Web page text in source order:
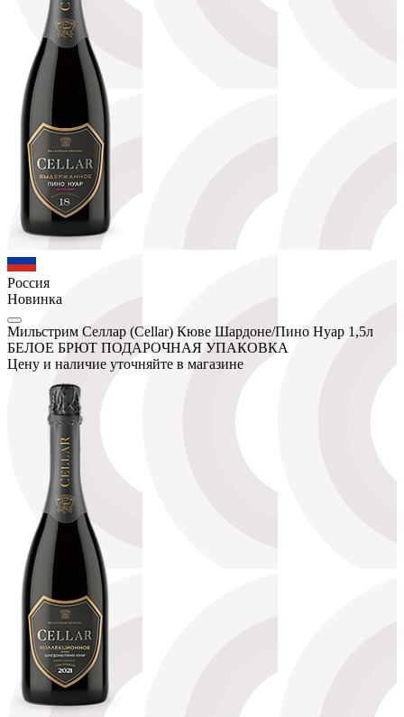
Россия
Новинка
Мильстрим Селлар (Cellar) Кюве Шардоне/Пино Нуар 1,5л
БЕЛОЕ БРЮТ ПОДАРОЧНАЯ УПАКОВКА
Цену и наличие уточняйте в магазине